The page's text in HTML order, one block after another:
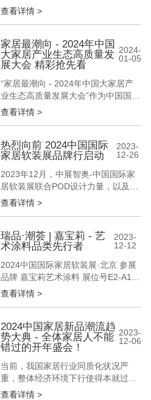
纸墙布窗帘暨家居软装饰展览会(简
馆)召开。我们特别推出潮品呈新栏
目，抢先揭秘优选参展品牌的新品潮
品，让您先睹为快。（排名不分先后,
持续更新中......
查看详情 >
家居最潮向 - 2024年中国
大家居产业生态高质量发
展大会 精彩抢先看
2024-
01-05
“家居最潮向 - 2024年中国大家居产
业生态高质量发展大会”作为中国国际
家居软装展主论坛，将于2024年3月
软装展·北京以墙面饰材为核心，从跨
界到无界覆盖家居软装全品类。为了
探索软装行业的未来发展方向，为软
装行业升级启迪新思...
查看详情 >
热烈向前 2024中国国际
家居软装展品牌行启动
2023-
12-26
2023年12月，中展智奥-中国国际家
居软装展联合POD设计力量，以及新
浪家居、搜狐家居等多家媒体发
业的创新亮点和企业在产品设计、制
造、营销等方面的独特经验，并结合
大典、展会、媒体和设计师等多渠道
的资源与优势，共同探讨家居行业的
市...
查看详情 >
瑞品·潮荟 | 嘉宝莉 - 艺
术涂料品类先行者
2023-
12-12
2024中国国际家居软装展·北京 参展
品牌 嘉宝莉艺术涂料 展位号E2-A10
于平面，超越平凡 嘉宝莉艺术涂料
涂料 项目总监彭元聪 畅谈2024新动
作 嘉宝莉艺术涂料项目总监 彭元聪
深圳窗帘布艺展家纺布艺展会2025北
京墙纸...
查看详情 >
2024中国家居新品潮流趋
势大典 - 全体家居人不能
错过的开年盛会！
2023-
12-06
当前，我国家居行业同质化状况严
重，整体经济环境下行使得本就过剩
的产能难以被迅速消耗。在行业内
查看详情 >